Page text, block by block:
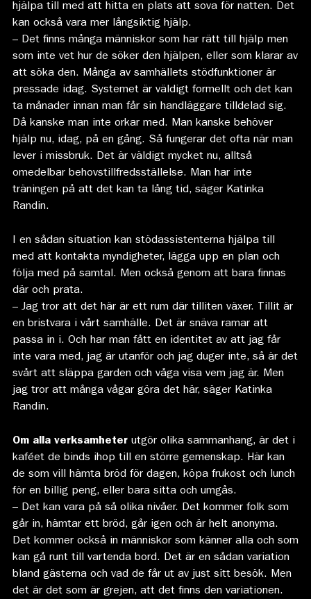
hjälpa till med att hitta en plats att sova för natten. Det
kan också vara mer långsiktig hjälp.
– Det finns många människor som har rätt till hjälp men
som inte vet hur de söker den hjälpen, eller som klarar av
att söka den. Många av samhällets stödfunktioner är
pressade idag. Systemet är väldigt formellt och det kan
ta månader innan man får sin handläggare tilldelad sig.
Då kanske man inte orkar med. Man kanske behöver
hjälp nu, idag, på en gång. Så fungerar det ofta när man
lever i missbruk. Det är väldigt mycket nu, alltså
omedelbar behovstillfredsställelse. Man har inte
träningen på att det kan ta lång tid, säger Katinka
Randin.
I en sådan situation kan stödassistenterna hjälpa till
med att kontakta myndigheter, lägga upp en plan och
följa med på samtal. Men också genom att bara finnas
där och prata.
– Jag tror att det här är ett rum där tilliten växer. Tillit är
en bristvara i vårt samhälle. Det är snäva ramar att
passa in i. Och har man fått en identitet av att jag får
inte vara med, jag är utanför och jag duger inte, så är det
svårt att släppa garden och våga visa vem jag är. Men
jag tror att många vågar göra det här, säger Katinka
Randin.
Om alla verksamheterutgör olika sammanhang, är det i
kaféet de binds ihop till en större gemenskap. Här kan
de som vill hämta bröd för dagen, köpa frukost och lunch
för en billig peng, eller bara sitta och umgås.
– Det kan vara på så olika nivåer. Det kommer folk som
går in, hämtar ett bröd, går igen och är helt anonyma.
Det kommer också in människor som känner alla och som
kan gå runt till vartenda bord. Det är en sådan variation
bland gästerna och vad de får ut av just sitt besök. Men
det är det som är grejen, att det finns den variationen.